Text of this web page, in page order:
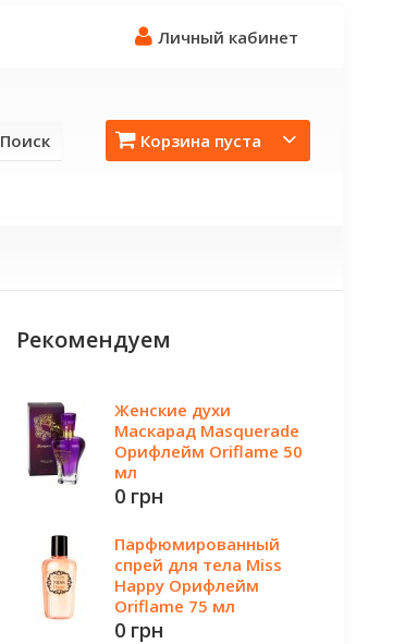
Личный кабинет
Корзина пуста
Поиск
Рекомендуем
Женские духи
Маскарад Masquerade
Орифлейм Oriflame 50
мл
0 грн
Парфюмированный
спрей для тела Miss
Happy Орифлейм
Oriflame 75 мл
0 грн